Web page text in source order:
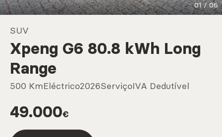
01 / 06
SUV
Xpeng G6 80.8 kWh Long
Range
500 KmEléctrico2026ServiçoIVA Dedutível
49.000€
Marcas
CARREGAR MAIS